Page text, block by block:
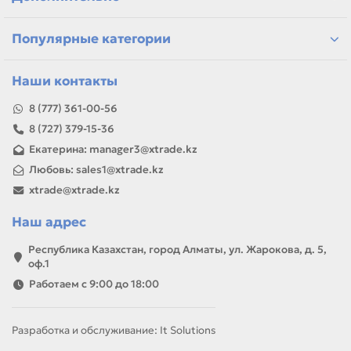
Если параметры в карточке совпадают с вашей моделью
или задачей, товар можно использовать для замены,
запаса.
Популярные категории
Наши контакты
8 (777) 361-00-56
8 (727) 379-15-36
Екатерина: manager3@xtrade.kz
Любовь: sales1@xtrade.kz
xtrade@xtrade.kz
Наш адрес
Республика Казахстан, город Алматы, ул. Жарокова, д. 5,
оф.1
Работаем с 9:00 до 18:00
Разработка и обслуживание: It Solutions